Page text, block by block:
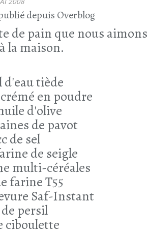
2008
depuis Overblog
de pain que nous aimons
la maison.
d'eau tiède
en poudre
d'olive
de pavot
de sel
de seigle
multi-céréales
farine T55
Saf-Instant
de persil
ciboulette